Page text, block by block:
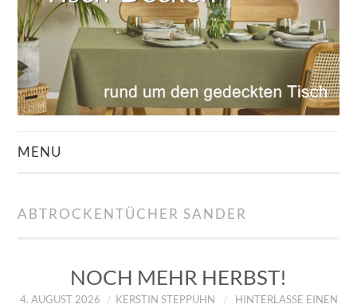
MENU
ÜBER UNS
ABTROCKENTÜCHER SANDER
NOCH MEHR HERBST!
4. AUGUST 2026 KERSTIN STEPPUHN
HINTERLASSE EINEN